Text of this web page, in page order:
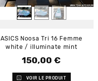
ASICS Noosa Tri 16 Femme
white / illuminate mint
Prix
150,00 €
VOIR LE PRODUIT